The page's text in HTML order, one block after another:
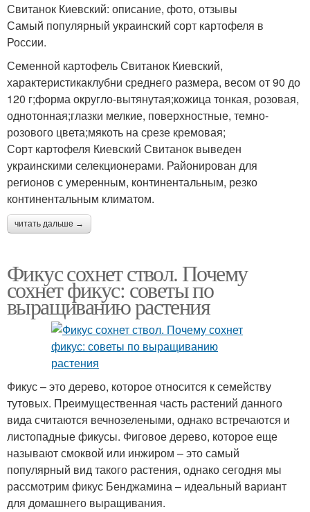
Свитанок Киевский: описание, фото, отзывы
Самый популярный украинский сорт картофеля в
России.
Семенной картофель Свитанок Киевский,
характеристикаклубни среднего размера, весом от 90 до
120 г;форма округло-вытянутая;кожица тонкая, розовая,
однотонная;глазки мелкие, поверхностные, темно-
розового цвета;мякоть на срезе кремовая;
Сорт картофеля Киевский Свитанок выведен
украинскими селекционерами. Районирован для
регионов с умеренным, континентальным, резко
континентальным климатом.
читать дальше →
Фикус сохнет ствол. Почему
сохнет фикус: советы по
выращиванию растения
Фикус – это дерево, которое относится к семейству
тутовых. Преимущественная часть растений данного
вида считаются вечнозелеными, однако встречаются и
листопадные фикусы. Фиговое дерево, которое еще
называют смоквой или инжиром – это самый
популярный вид такого растения, однако сегодня мы
рассмотрим фикус Бенджамина – идеальный вариант
для домашнего выращивания.